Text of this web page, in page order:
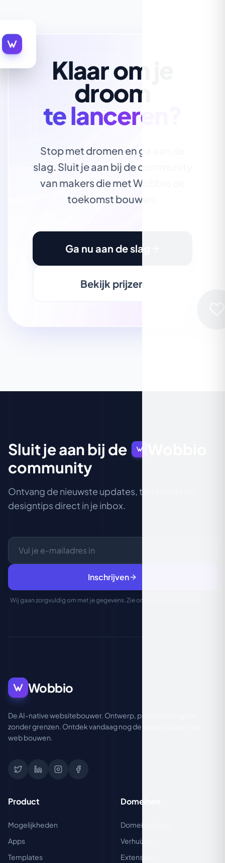
Klaar om je
droom
te lanceren?
Stop met dromen en ga aan de
slag. Sluit je aan bij de community
van makers die met Wobbio de
toekomst bouwen.
Ga nu aan de slag
Bekijk prijzen
Sluit je aan bij de
community
Ontvang de nieuwste updates, templates en
designtips direct in je inbox.
Inschrijven
Wij gaan zorgvuldig om met je gegevens. Zie onze
Wobbio
De AI-native websitebouwer. Ontwerp, publiceer en groei
zonder grenzen. Ontdek vandaag nog de toekomst van het
web bouwen.
Product
Mogelijkheden
Apps
Templates
Domeinen
Domeinnamen
Verhuizen
Extensies